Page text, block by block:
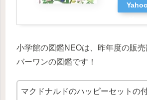
小学館の図鑑NEOは、昨年度の販
バーワンの図鑑です！
マクドナルドのハッピーセットの